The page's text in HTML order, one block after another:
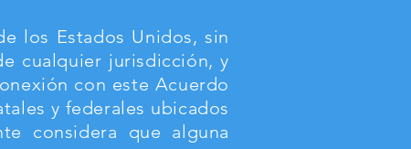
los Estados Unidos, sin
cualquier jurisdicción, y
con este Acuerdo
y federales ubicados
considera que alguna